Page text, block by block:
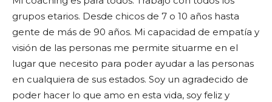
grupos etarios. Desde chicos de 7 o 10 años hasta
gente de más de 90 años. Mi capacidad de empatía y
visión de las personas me permite situarme en el
lugar que necesito para poder ayudar a las personas
en cualquiera de sus estados. Soy un agradecido de
poder hacer lo que amo en esta vida, soy feliz y